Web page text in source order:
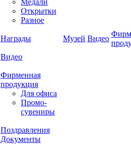
Медали
Открытки
Разное
Награды
Видео
Фирменная
продукция
Для офиса
Промо-
сувениры
Поздравления
Документы
Музей Видео